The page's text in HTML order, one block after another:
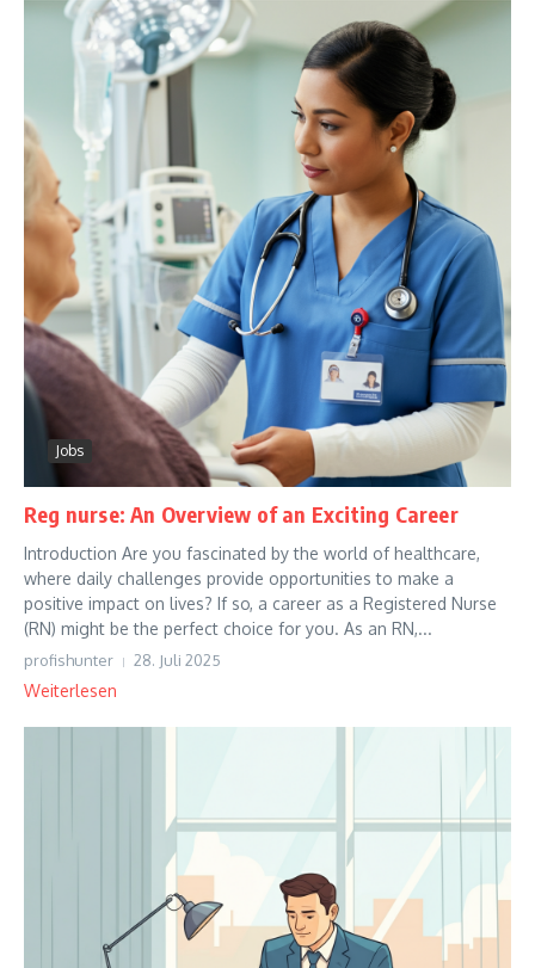
Jobs
Reg nurse: An Overview of an Exciting Career
Introduction Are you fascinated by the world of healthcare,
where daily challenges provide opportunities to make a
positive impact on lives? If so, a career as a Registered Nurse
(RN) might be the perfect choice for you. As an RN,...
profishunter 28. Juli 2025
Weiterlesen